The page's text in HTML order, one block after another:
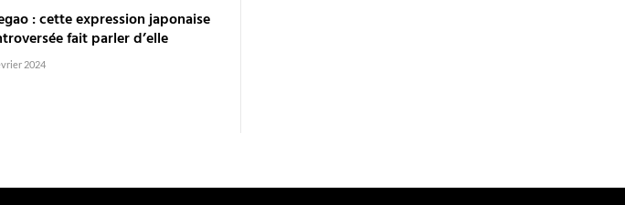
: cette expression japonaise
fait parler d’elle
2024